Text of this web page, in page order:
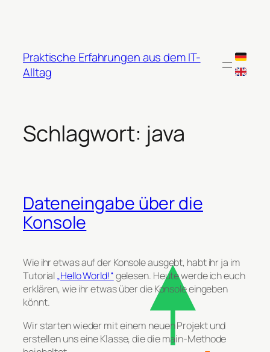
Praktische Erfahrungen aus dem IT-
Alltag
Schlagwort: java
Dateneingabe über die
Konsole
Wie ihr etwas auf der Konsole ausgebt, habt ihr ja im
Tutorial„Hello World!“gelesen. Heute werde ich euch
erklären, wie ihr etwas über die Konsole eingeben
könnt.
Wir starten wieder mit einem neuen Projekt und
erstellen uns eine Klasse, die diemain-Methode